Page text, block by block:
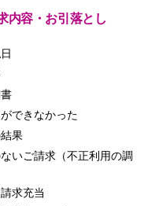
内容・お引落とし
できなかった
果
いご請求（不正利用の調
求充当